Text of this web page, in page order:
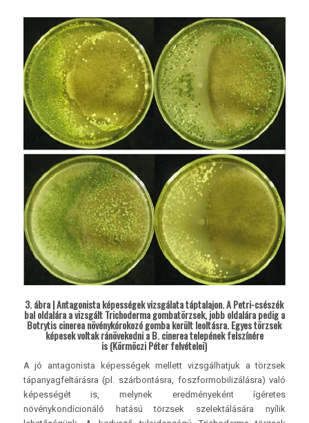
3. ábra | Antagonista képességek vizsgálata táptalajon. A Petri-csészék
bal oldalára a vizsgált Trichoderma gombatörzsek, jobb oldalára pedig a
Botrytis cinerea növénykórokozó gomba került leoltásra. Egyes törzsek
képesek voltak ránövekedni a B. cinerea telepének felszínére
is (Körmöczi Péter felvételei)
A jó antagonista képességek mellett vizsgálhatjuk a törzsek
tápanyagfeltárásra (pl. szárbontásra, foszformobilizálásra) való
képességét is, melynek eredményeként ígéretes
növénykondícionáló hatású törzsek szelektálására nyílik